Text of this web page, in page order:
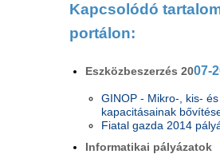
Kapcsolódó
portálon:
Eszközbeszerzés 2007-
GINOP - Mikro-, kis-
kapacitásainak
Fiatal gazda 2014
Informatikai pályázatok